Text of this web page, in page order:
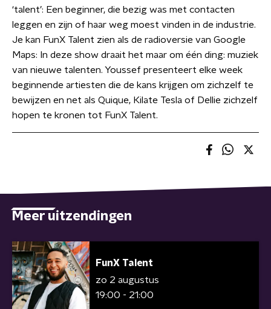
‘talent’: Een beginner, die bezig was met contacten
leggen en zijn of haar weg moest vinden in de industrie.
Je kan FunX Talent zien als de radioversie van Google
Maps: In deze show draait het maar om één ding: muziek
van nieuwe talenten. Youssef presenteert elke week
beginnende artiesten die de kans krijgen om zichzelf te
bewijzen en net als Quique, Kilate Tesla of Dellie zichzelf
hopen te kronen tot FunX Talent.
Meer uitzendingen
FunX Talent
zo 2 augustus
19:00 - 21:00